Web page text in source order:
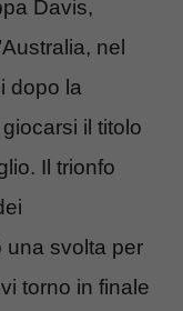
Davis,
nel
dopo la
il titolo
Il trionfo
una svolta per
torno in finale